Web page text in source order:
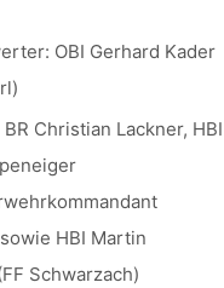
OBI Gerhard Kader
Christian Lackner, HBI
HBI Martin
Schwarzach)